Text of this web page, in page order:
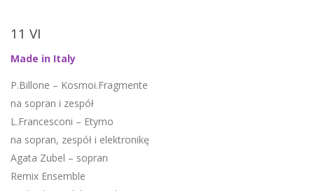
11 VI
Made in Italy
P.Billone – Kosmoi.Fragmente
na sopran i zespół
L.Francesconi – Etymo
na sopran, zespół i elektronikę
Agata Zubel – sopran
Remix Ensemble